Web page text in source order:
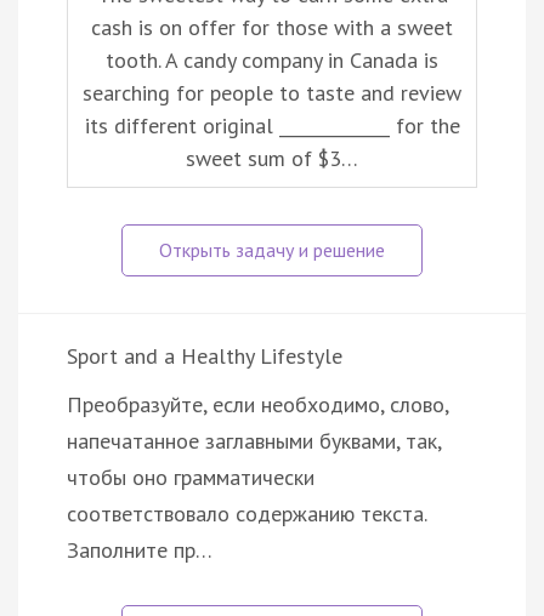
cash is on offer for those with a sweet
tooth. A candy company in Canada is
searching for people to taste and review
its different original _____________ for the
sweet sum of $3…
Sport and a Healthy Lifestyle
Преобразуйте, если необходимо, слово,
напечатанное заглавными буквами, так,
чтобы оно грамматически
соответствовало содержанию текста.
Заполните пр…